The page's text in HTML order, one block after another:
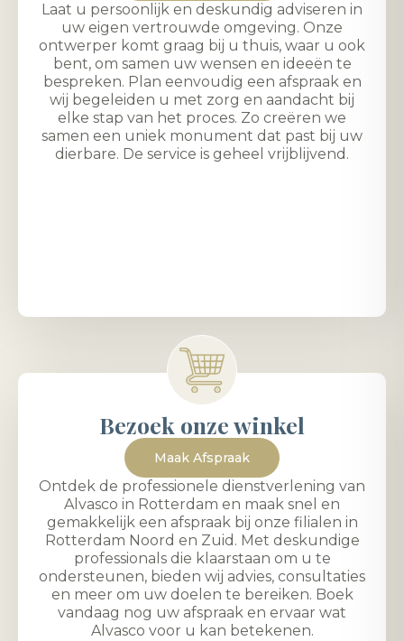
Laat u persoonlijk en deskundig adviseren in
uw eigen vertrouwde omgeving. Onze
ontwerper komt graag bij u thuis, waar u ook
bent, om samen uw wensen en ideeën te
bespreken. Plan eenvoudig een afspraak en
wij begeleiden u met zorg en aandacht bij
elke stap van het proces. Zo creëren we
samen een uniek monument dat past bij uw
dierbare. De service is geheel vrijblijvend.
Bezoek onze winkel
Maak Afspraak
Ontdek de professionele dienstverlening van
Alvasco in Rotterdam en maak snel en
gemakkelijk een afspraak bij onze filialen in
Rotterdam Noord en Zuid. Met deskundige
professionals die klaarstaan om u te
ondersteunen, bieden wij advies, consultaties
en meer om uw doelen te bereiken. Boek
vandaag nog uw afspraak en ervaar wat
Alvasco voor u kan betekenen.